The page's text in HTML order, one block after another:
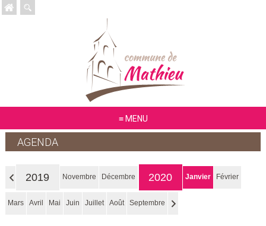
MENU
AGENDA
2019 Novembre Décembre 2020 Janvier Février
Mars Avril Mai Juin Juillet Août Septembre